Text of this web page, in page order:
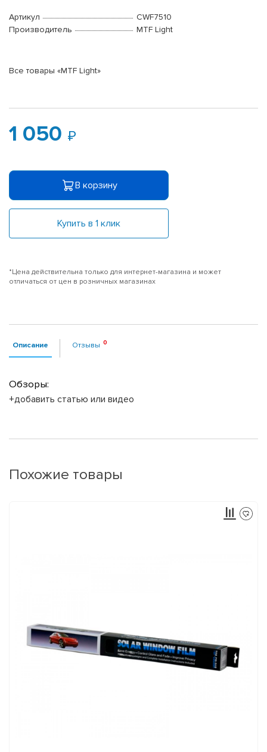
Артикул
CWF7510
Производитель
MTF Light
Все товары «MTF Light»
1 050
В корзину
Купить в 1 клик
*Цена действительна только для интернет-магазина и может
отличаться от цен в розничных магазинах
Описание Отзывы
Обзоры:
+добавить статью или видео
Похожие товары